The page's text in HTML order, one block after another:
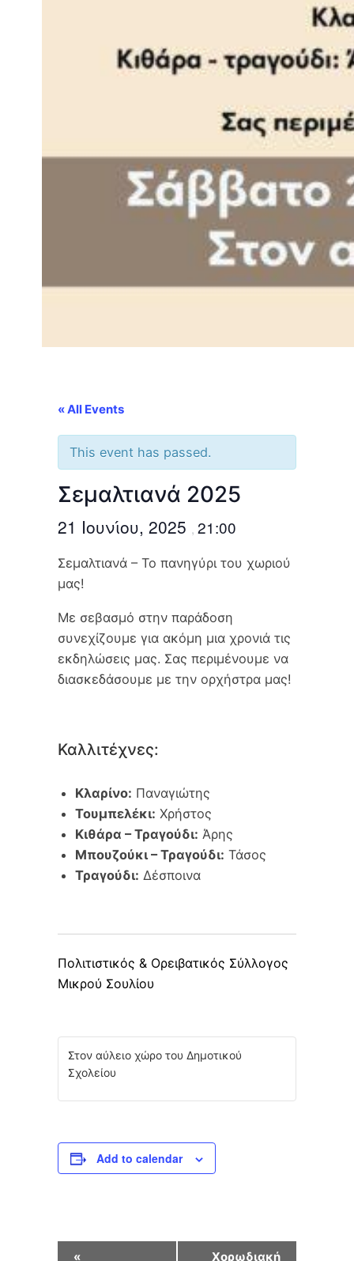
« All Events
This event has passed.
Σεμαλτιανά 2025
21 Ιουνίου, 2025 ,21:00
Σεμαλτιανά – Το πανηγύρι του χωριού
μας!
Με σεβασμό στην παράδοση
συνεχίζουμε για ακόμη μια χρονιά τις
εκδηλώσεις μας. Σας περιμένουμε να
διασκεδάσουμε με την ορχήστρα μας!
Καλλιτέχνες:
Κλαρίνο: Παναγιώτης
Τουμπελέκι: Χρήστος
Κιθάρα – Τραγούδι: Άρης
Μπουζούκι – Τραγούδι: Τάσος
Τραγούδι: Δέσποινα
Πολιτιστικός & Ορειβατικός Σύλλογος
Μικρού Σουλίου
Στον αύλειο χώρο του Δημοτικού
Σχολείου
Add to calendar
« Χορωδιακή